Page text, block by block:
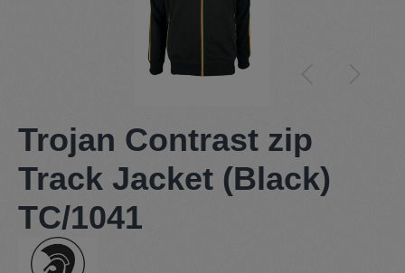
Trojan Contrast zip
Track Jacket (Black)
TC/1041